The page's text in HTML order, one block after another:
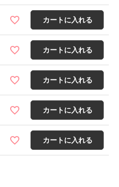
カートに入れる
カートに入れる
カートに入れる
カートに入れる
カートに入れる